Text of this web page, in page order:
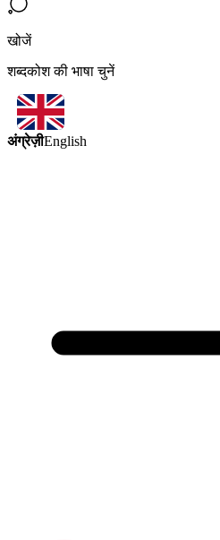
खोजें
शब्दकोश की भाषा चुनें
अंग्रेज़ीEnglish